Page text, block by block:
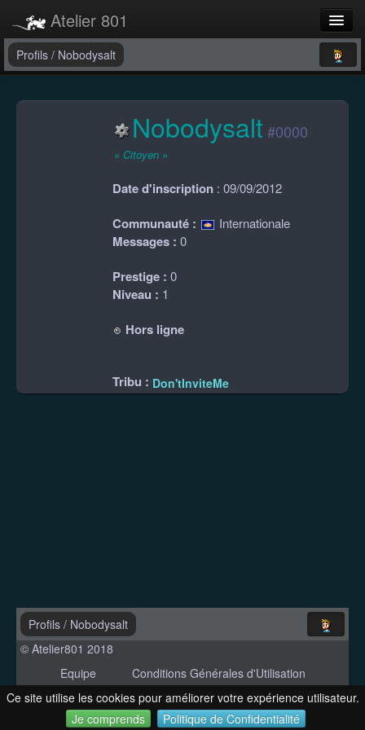
Ce site utilise les cookies pour améliorer votre expérience utilisateur.
Je comprends
Politique de Confidentialité
Atelier 801
Forums
Profils / Nobodysalt
Nobodysalt #0000
« Citoyen »
Date d'inscription : 09/09/2012
Communauté : Internationale
Messages : 0
Prestige : 0
Niveau : 1
Hors ligne
Tribu : Don'tInviteMe
Profils / Nobodysalt
© Atelier801 2018
Equipe
Conditions Générales d'Utilisation
Politique de Confidentialité
Contact
Version 1.27